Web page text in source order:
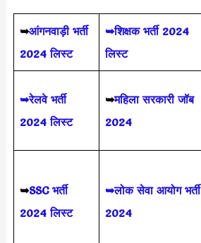
➥आंगनवाड़ी भर्ती
2024 लिस्ट
➥शिक्षक भर्ती 2024
लिस्ट
➥रेलवे भर्ती
2024 लिस्ट
➥महिला सरकारी जॉब
2024
➥SSC भर्ती
2024 लिस्ट
➥लोक सेवा आयोग भर्ती
2024